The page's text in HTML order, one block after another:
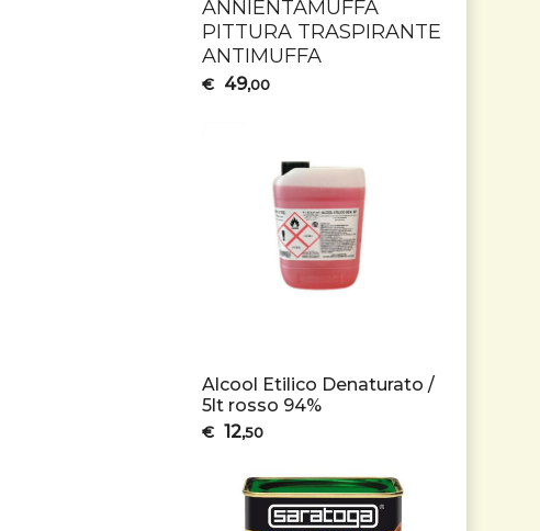
ANNIENTAMUFFA
PITTURA TRASPIRANTE
ANTIMUFFA
€ 49,00
Alcool Etilico Denaturato /
5lt rosso 94%
€ 12,50